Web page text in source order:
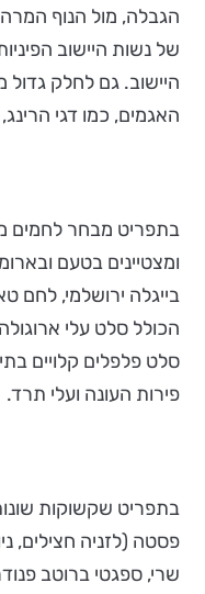
הגבלה, מול הנוף
של נשות היישוב
היישוב. גם לחלק
האגמים, כמו דגי הרינג,
בתפריט מבחר לחמים
ומצטיינים בטעם
בייגלה ירושלמי, לחם
הכולל סלט עלי
סלט פלפלים קלויים
פירות העונה ועלי תרד.
בתפריט שקשוקות
פסטה (לזניה חצילים,
שרי, ספגטי ברוטב